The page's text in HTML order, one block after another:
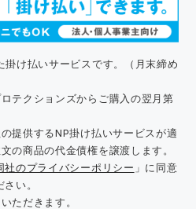
け払いサービスです。（月末締め
テクションズからご購入の翌月第
提供するNP掛け払いサービスが適
の商品の代金債権を譲渡します。
のプライバシーポリシー 」に同意
い。
ただきます。